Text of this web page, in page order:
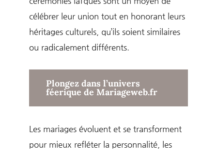
célébrer leur union tout en honorant leurs
héritages culturels, qu’ils soient similaires
ou radicalement différents.
Plongez dans l’univers
féerique de Mariageweb.fr
Les mariages évoluent et se transforment
pour mieux refléter la personnalité, les